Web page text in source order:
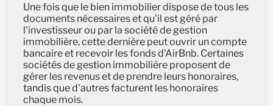
Une fois que le bien immobilier dispose de tous les
documents nécessaires et qu'il est géré par
l'investisseur ou par la société de gestion
immobilière, cette dernière peut ouvrir un compte
bancaire et recevoir les fonds d'AirBnb. Certaines
sociétés de gestion immobilière proposent de
gérer les revenus et de prendre leurs honoraires,
tandis que d'autres facturent les honoraires
chaque mois.